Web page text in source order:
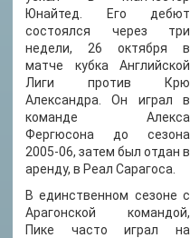
Юнайтед. Его дебют
состоялся через три
недели, 26 октября в
матче кубка Английской
Лиги против Крю
Александра. Он играл в
команде Алекса
Фергюсона до сезона
2005-06, затем был отдан в
аренду, в Реал Сарагоса.
В единственном сезоне с
Арагонской командой,
Пике часто играл на